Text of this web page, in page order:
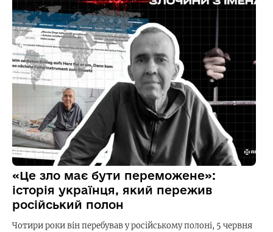
«Це зло має бути переможене»:
історія українця, який пережив
російський полон
Чотири роки він перебував у російському полоні, 5 червня